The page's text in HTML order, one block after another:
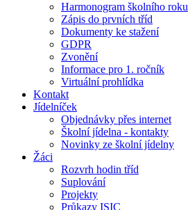
Harmonogram školního roku
Zápis do prvních tříd
Dokumenty ke stažení
GDPR
Zvonění
Informace pro 1. ročník
Virtuální prohlídka
Kontakt
Jídelníček
Objednávky přes internet
Školní jídelna - kontakty
Novinky ze školní jídelny
Žáci
Rozvrh hodin tříd
Suplování
Projekty
Průkazy ISIC